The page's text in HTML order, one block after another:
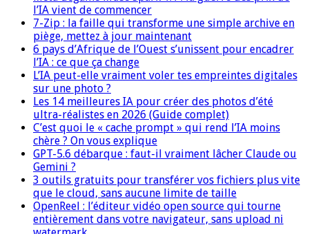
l’IA vient de commencer
7-Zip : la faille qui transforme une simple archive en
piège, mettez à jour maintenant
6 pays d’Afrique de l’Ouest s’unissent pour encadrer
l’IA : ce que ça change
L’IA peut-elle vraiment voler tes empreintes digitales
sur une photo ?
Les 14 meilleures IA pour créer des photos d’été
ultra-réalistes en 2026 (Guide complet)
C’est quoi le « cache prompt » qui rend l’IA moins
chère ? On vous explique
GPT-5.6 débarque : faut-il vraiment lâcher Claude ou
Gemini ?
3 outils gratuits pour transférer vos fichiers plus vite
que le cloud, sans aucune limite de taille
OpenReel : l’éditeur vidéo open source qui tourne
entièrement dans votre navigateur, sans upload ni